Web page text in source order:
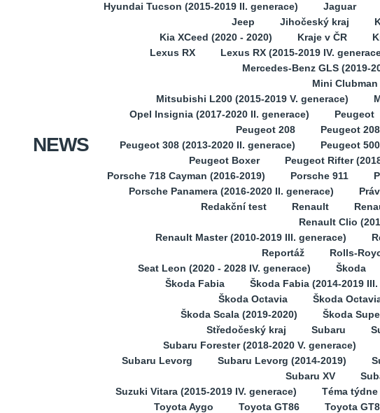
NEWS
Hyundai Tucson (2015-2019 II. generace)
Jaguar
Jeep
Jihočeský kraj
Kia XCeed (2020 - 2020)
Kraje v ČR
Lexus RX
Lexus RX (2015-2019 IV.
Mercedes-Benz GLS (2019-
Mini Clubman
Mitsubishi L200 (2015-2019 V. generace)
Opel Insignia (2017-2020 II. generace)
Peugeot
Peugeot 208
Peugeot
Peugeot 308 (2013-2020 II. generace)
Peugeot
Peugeot Boxer
Peugeot Rifter
Porsche 718 Cayman (2016-2019)
Porsche 911
Porsche Panamera (2016-2020 II. generace)
Redakční test
Renault
Renault Clio
Renault Master (2010-2019 III. generace)
Reportáž
Rolls-
Seat Leon (2020 - 2028 IV. generace)
Škoda
Škoda Fabia
Škoda Fabia (2014-2019
Škoda Octavia
Škoda
Škoda Scala (2019-2020)
Škoda
Středočeský kraj
Subaru
Subaru Forester (2018-2020 V. generace)
Subaru Levorg
Subaru Levorg (2014-2019)
Subaru XV
Suzuki Vitara (2015-2019 IV. generace)
Téma týdne
Toyota Aygo
Toyota GT86 Toyota